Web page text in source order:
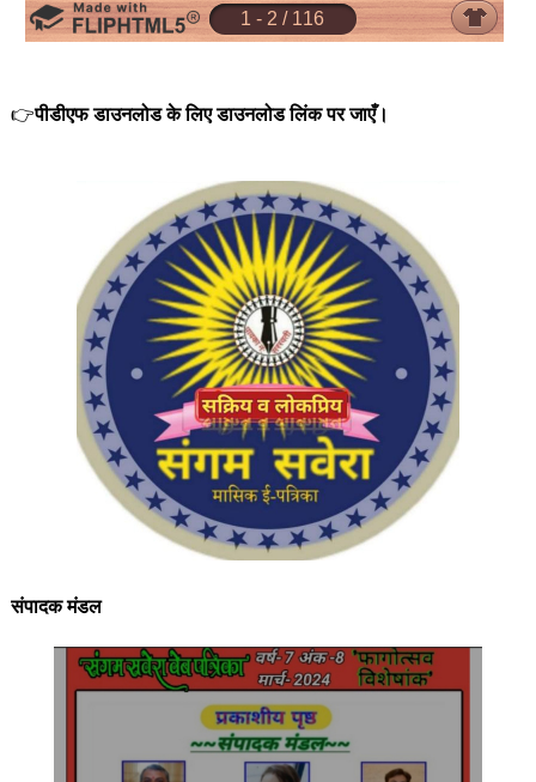
👉पीडीएफ डाउनलोड के लिए डाउनलोड लिंक पर जाएँ।
संपादक मंडल